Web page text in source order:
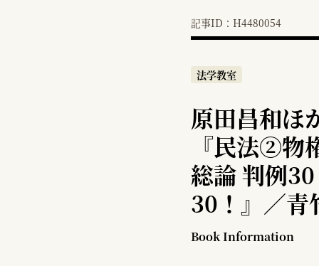
記事ID：H4480054
法学教室
原田昌和ほ
『民法②物
総論 判例
30！』／
Book Information